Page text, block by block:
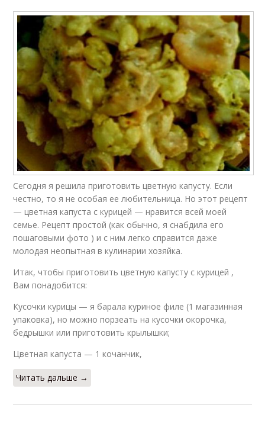
Сегодня я решила приготовить цветную капусту. Если
честно, то я не особая ее любительница. Но этот рецепт
— цветная капуста с курицей — нравится всей моей
семье. Рецепт простой (как обычно, я снабдила его
пошаговыми фото ) и с ним легко справится даже
молодая неопытная в кулинарии хозяйка.
Итак, чтобы приготовить цветную капусту с курицей ,
Вам понадобится:
Кусочки курицы — я барала куриное филе (1 магазинная
упаковка), но можно порзеать на кусочки окорочка,
бедрышки или приготовить крылышки;
Цветная капуста — 1 кочанчик,
Читать дальше →